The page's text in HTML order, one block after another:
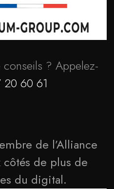
? Appelez-
20 60 61
de l’Alliance
de plus de
du digital.